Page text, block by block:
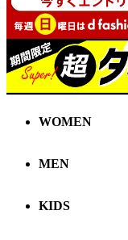
WOMEN
MEN
KIDS